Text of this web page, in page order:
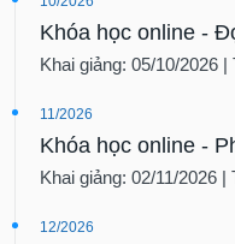
Khóa học online -
Khai giảng: 05/10/2026
11/2026
Khóa học online -
Khai giảng: 02/11/2026
12/2026